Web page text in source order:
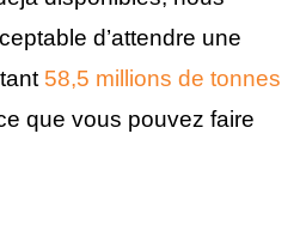
d’attendre une
58,5 millions de tonnes
que vous pouvez faire